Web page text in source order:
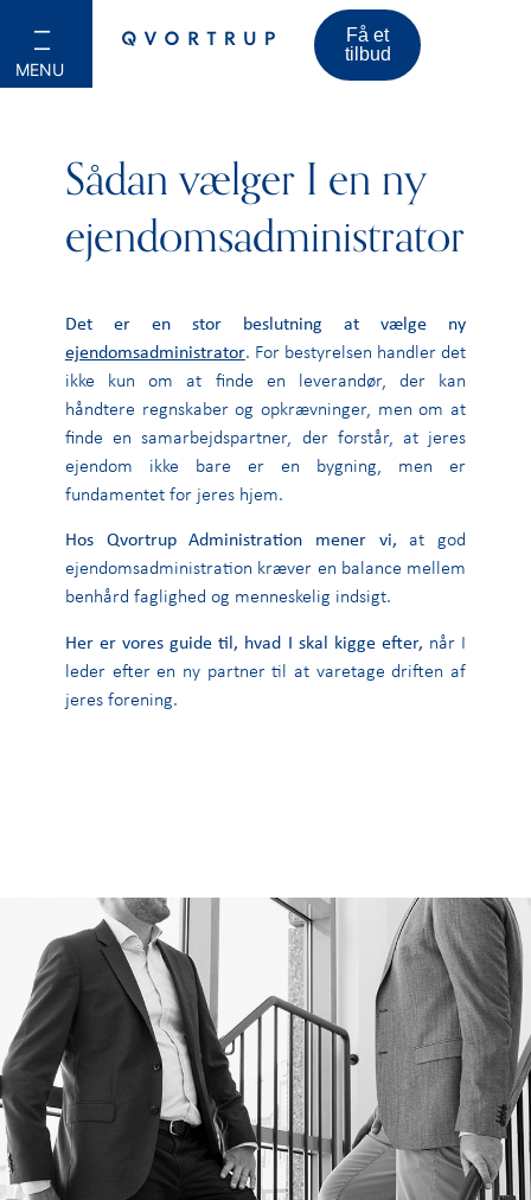
Få et
tilbud
Sådan vælger I en ny
ejendomsadministrator
Det er en stor beslutning at vælge ny
ejendomsadministrator. For bestyrelsen handler det
ikke kun om at finde en leverandør, der kan
håndtere regnskaber og opkrævninger, men om at
finde en samarbejdspartner, der forstår, at jeres
ejendom ikke bare er en bygning, men er
fundamentet for jeres hjem.
Hos Qvortrup Administration mener vi, at god
ejendomsadministration kræver en balance mellem
benhård faglighed og menneskelig indsigt.
Her er vores guide til, hvad I skal kigge efter, når I
leder efter en ny partner til at varetage driften af
jeres forening.